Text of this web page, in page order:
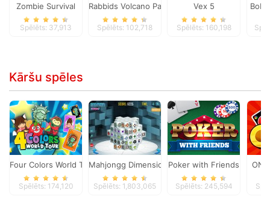
Zombie Survival
Spēlēts: 37,913
Rabbids Volcano Panic
Spēlēts: 102,718
Vex 5
Spēlēts: 160,198
Bob
Kāršu spēles
Four Colors World Tour
Spēlēts: 174,120
Mahjongg Dimensions
Spēlēts: 1,803,065
Poker with Friends
Spēlēts: 245,594